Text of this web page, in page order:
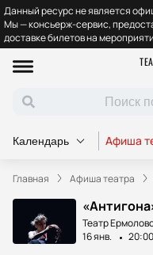
Данный ресурс не является
Мы — консьерж-сервис,
доставке билетов на
Календарь Афиша
Главная Афиша театра
Театр
16 янв.
20:00